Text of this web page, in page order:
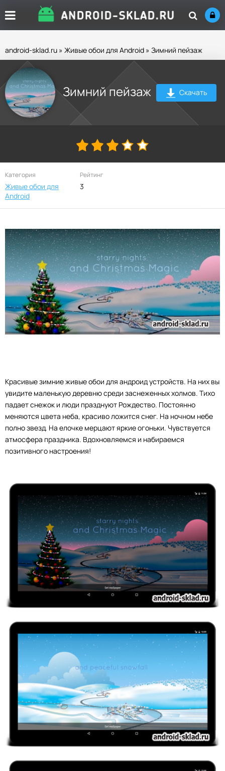
android-sklad.ru » Живые обои для Android » Зимний пейзаж
Зимний пейзаж Скачать
Категория
Живые обои для
Android
Рейтинг
3
Красивые зимние живые обои для андроид устройств. На них вы
увидите маленькую деревню среди заснеженных холмов. Тихо
падает снежок и люди празднуют Рождество. Постоянно
меняются цвета неба, красиво ложится снег. На ночном небе
полно звезд. На елочке мерцают яркие огоньки. Чувствуется
атмосфера праздника. Вдохновляемся и набираемся
позитивного настроения!